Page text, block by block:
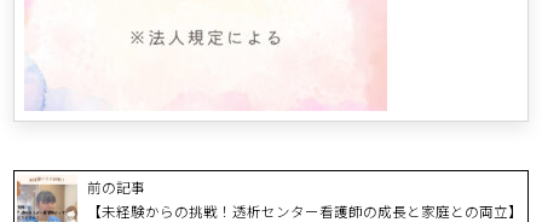
前の記事
【未経験からの挑戦！透析センター看護師の成長と家庭との両立】